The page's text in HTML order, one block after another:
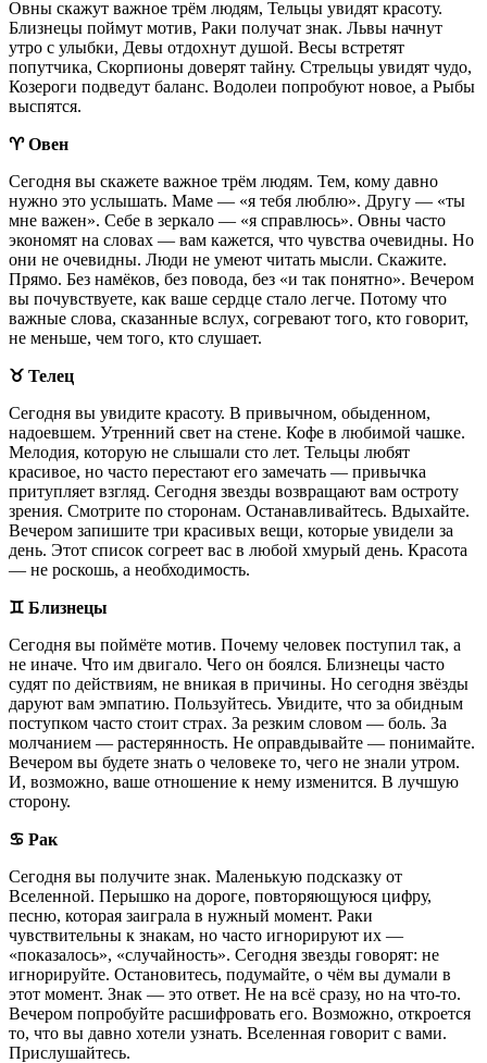
Овны скажут важное трём людям, Тельцы увидят красоту.
Близнецы поймут мотив, Раки получат знак. Львы начнут
утро с улыбки, Девы отдохнут душой. Весы встретят
попутчика, Скорпионы доверят тайну. Стрельцы увидят чудо,
Козероги подведут баланс. Водолеи попробуют новое, а Рыбы
выспятся.
♈️ Овен
Сегодня вы скажете важное трём людям. Тем, кому давно
нужно это услышать. Маме — «я тебя люблю». Другу — «ты
мне важен». Себе в зеркало — «я справлюсь». Овны часто
экономят на словах — вам кажется, что чувства очевидны. Но
они не очевидны. Люди не умеют читать мысли. Скажите.
Прямо. Без намёков, без повода, без «и так понятно». Вечером
вы почувствуете, как ваше сердце стало легче. Потому что
важные слова, сказанные вслух, согревают того, кто говорит,
не меньше, чем того, кто слушает.
♉️ Телец
Сегодня вы увидите красоту. В привычном, обыденном,
надоевшем. Утренний свет на стене. Кофе в любимой чашке.
Мелодия, которую не слышали сто лет. Тельцы любят
красивое, но часто перестают его замечать — привычка
притупляет взгляд. Сегодня звезды возвращают вам остроту
зрения. Смотрите по сторонам. Останавливайтесь. Вдыхайте.
Вечером запишите три красивых вещи, которые увидели за
день. Этот список согреет вас в любой хмурый день. Красота
— не роскошь, а необходимость.
♊️ Близнецы
Сегодня вы поймёте мотив. Почему человек поступил так, а
не иначе. Что им двигало. Чего он боялся. Близнецы часто
судят по действиям, не вникая в причины. Но сегодня звёзды
даруют вам эмпатию. Пользуйтесь. Увидите, что за обидным
поступком часто стоит страх. За резким словом — боль. За
молчанием — растерянность. Не оправдывайте — понимайте.
Вечером вы будете знать о человеке то, чего не знали утром.
И, возможно, ваше отношение к нему изменится. В лучшую
сторону.
♋️ Рак
Сегодня вы получите знак. Маленькую подсказку от
Вселенной. Перышко на дороге, повторяющуюся цифру,
песню, которая заиграла в нужный момент. Раки
чувствительны к знакам, но часто игнорируют их —
«показалось», «случайность». Сегодня звезды говорят: не
игнорируйте. Остановитесь, подумайте, о чём вы думали в
этот момент. Знак — это ответ. Не на всё сразу, но на что-то.
Вечером попробуйте расшифровать его. Возможно, откроется
то, что вы давно хотели узнать. Вселенная говорит с вами.
Прислушайтесь.